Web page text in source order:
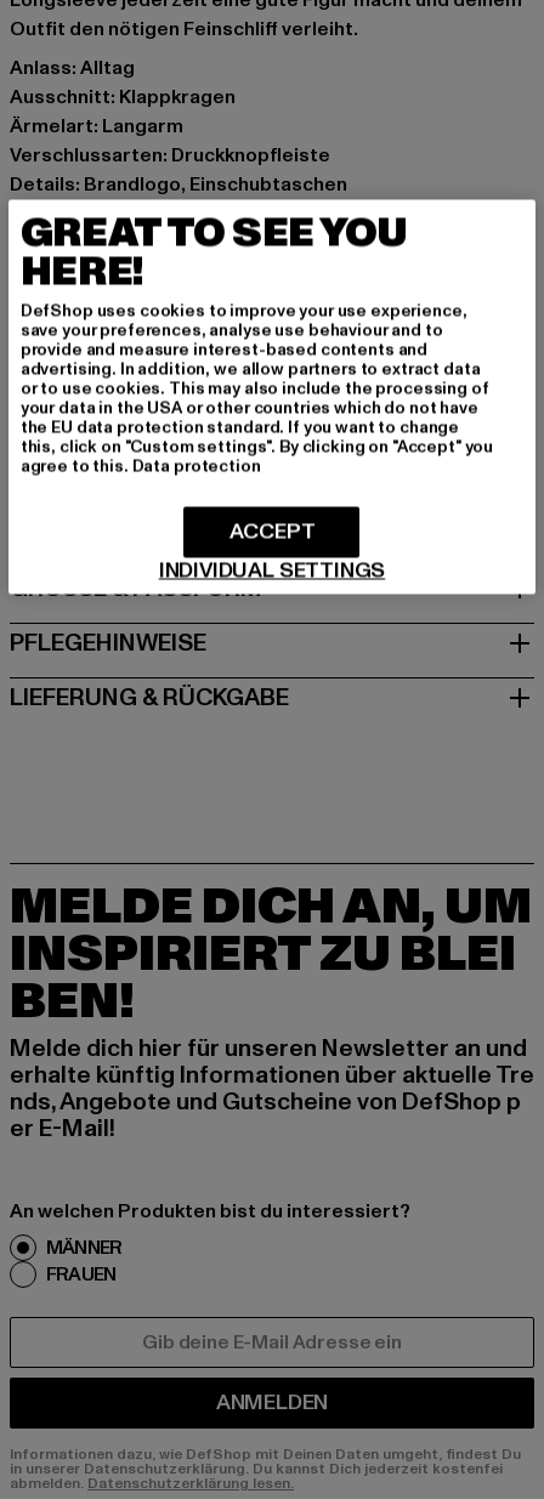
Outfit den nötigen Feinschliff verleiht.
Anlass: Alltag
Ausschnitt: Klappkragen
Ärmelart: Langarm
Verschlussarten: Druckknopfleiste
Details: Brandlogo, Einschubtaschen
Schnitt: Normal
Marke: Fubu
Kat.: Jacken
Farbe: schwarz
Hersteller Farbe: black/offwhite
Materialzusammensetzung: 70% Polyester, 30% Wolle
Art.Nr: 60750015-00851
Hersteller: Urban Styles Agency GmbH & Co. KG |
agentur@urbanstylesagency.com
Schanzenstraße 41 | 51063 Köln | DE
GRÖSSE & PASSFORM
PFLEGEHINWEISE
LIEFERUNG & RÜCKGABE
MELDE DICH AN, UM
INSPIRIERT ZU BLEI
BEN!
Melde dich hier für unseren Newsletter an und
erhalte künftig Informationen über aktuelle Tre
nds, Angebote und Gutscheine von DefShop p
er E-Mail!
An welchen Produkten bist du interessiert?
MÄNNER
FRAUEN
ANMELDEN
Informationen dazu, wie DefShop mit Deinen Daten umgeht, findest Du
in unserer Datenschutzerklärung. Du kannst Dich jederzeit kostenfei
abmelden. Datenschutzerklärung lesen.
GREAT TO SEE YOU
HERE!
DefShop uses cookies to improve your use experience,
save your preferences, analyse use behaviour and to
provide and measure interest-based contents and
advertising. In addition, we allow partners to extract data
or to use cookies. This may also include the processing of
your data in the USA or other countries which do not have
the EU data protection standard. If you want to change
this, click on "Custom settings". By clicking on "Accept" you
agree to this. Data protection
INDIVIDUAL SETTINGS
ACCEPT